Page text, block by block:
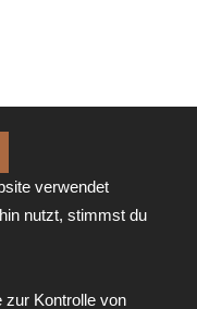
verwendet
nutzt, stimmst du
zur Kontrolle von